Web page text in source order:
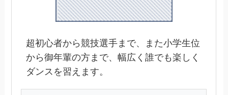
超初心者から競技選手まで、また小学生位
から御年輩の方まで、幅広く誰でも楽しく
ダンスを習えます。